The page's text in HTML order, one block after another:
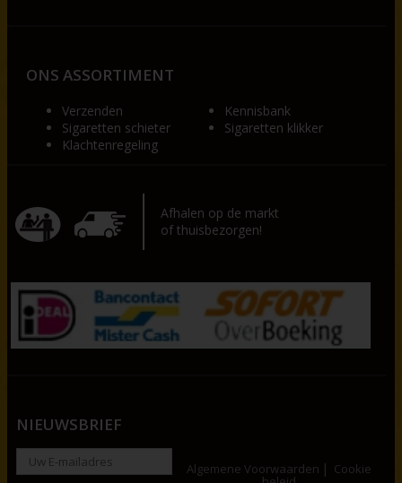
ONS ASSORTIMENT
Verzenden
Kennisbank
Sigaretten schieter
Sigaretten klikker
Klachtenregeling
Afhalen op de markt
of thuisbezorgen!
NIEUWSBRIEF
Algemene Voorwaarden Cookie